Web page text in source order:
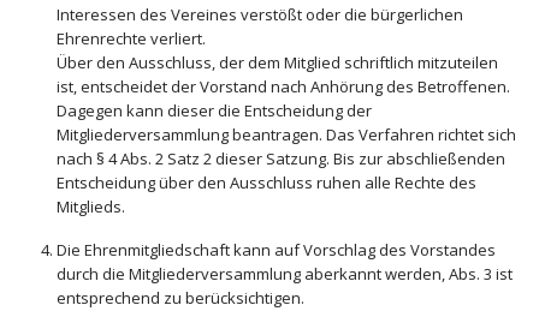
Interessen des Vereines verstößt oder die bürgerlichen
Ehrenrechte verliert.
Über den Ausschluss, der dem Mitglied schriftlich mitzuteilen
ist, entscheidet der Vorstand nach Anhörung des Betroffenen.
Dagegen kann dieser die Entscheidung der
Mitgliederversammlung beantragen. Das Verfahren richtet sich
nach § 4 Abs. 2 Satz 2 dieser Satzung. Bis zur abschließenden
Entscheidung über den Ausschluss ruhen alle Rechte des
Mitglieds.
Die Ehrenmitgliedschaft kann auf Vorschlag des Vorstandes
durch die Mitgliederversammlung aberkannt werden, Abs. 3 ist
entsprechend zu berücksichtigen.